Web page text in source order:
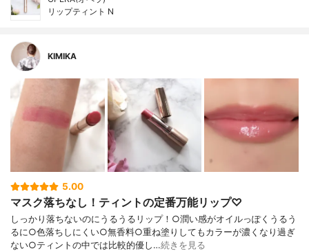
リップティント N
KIMIKA
5.00
マスク落ちなし！ティントの定番万能リップ♡
しっかり落ちないのにうるうるリップ！○潤い感がオイルっぽくうるう
るに○色落ちしにくい○無香料○重ね塗りしてもカラーが濃くなり過ぎ
ない○ティントの中では比較的優し…続きを見る